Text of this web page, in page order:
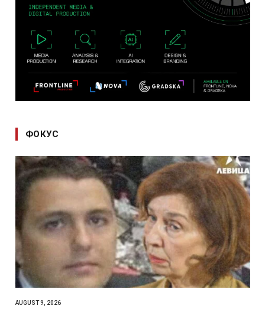
ФОКУС
AUGUST 9, 2026